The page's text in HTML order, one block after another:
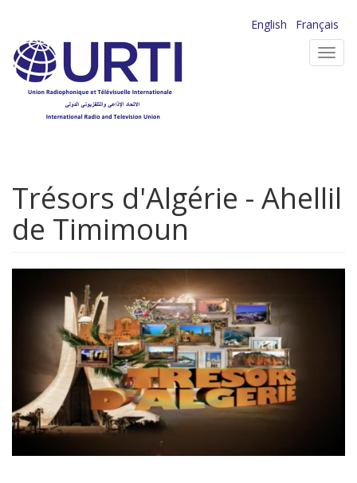
contenu
principal
English
Français
Trésors d'Algérie - Ahellil
de Timimoun